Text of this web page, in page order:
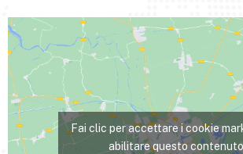
Fai clic per accettare i cookie
abilitare questo contenuto